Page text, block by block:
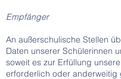
Empfänger
An außerschulische Stellen
Daten unserer Schülerinnen
soweit es zur Erfüllung
erforderlich oder anderweitig